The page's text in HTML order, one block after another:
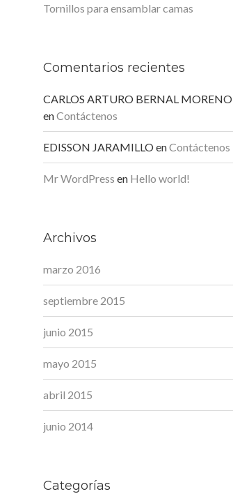
Tornillos para ensamblar camas
Comentarios recientes
CARLOS ARTURO BERNAL MORENO
enContáctenos
EDISSON JARAMILLOenContáctenos
Mr WordPress en Hello world!
Archivos
marzo 2016
septiembre 2015
junio 2015
mayo 2015
abril 2015
junio 2014
Categorías